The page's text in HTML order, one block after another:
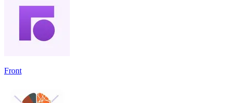
Front